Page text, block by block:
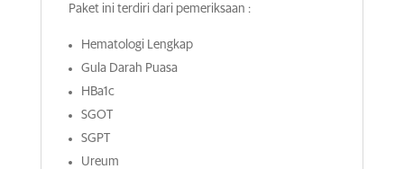
Paket ini terdiri dari pemeriksaan :
Hematologi Lengkap
Gula Darah Puasa
HBa1c
SGOT
SGPT
Ureum